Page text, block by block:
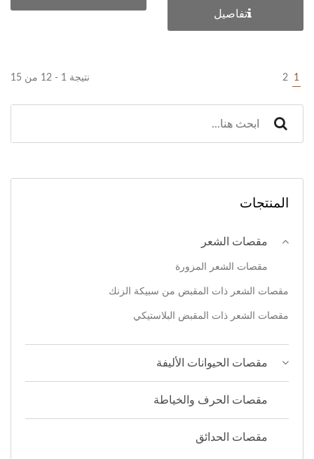
تفاصيل
نتيجة 1 - 12 من 15 1
2
المنتجات
مقصات الشعر
مقصات الشعر المزورة
مقصات الشعر ذات المقبض من سبيكة الزنك
مقصات الشعر ذات المقبض البلاستيكي
مقصات الحيوانات الأليفة
مقصات الحرف والخياطة
مقصات الحدائق